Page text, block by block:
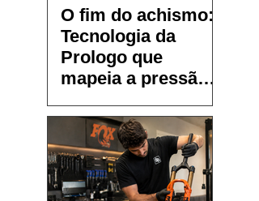
O fim do achismo:
Tecnologia da
Prologo que
mapeia a pressão
Brasil